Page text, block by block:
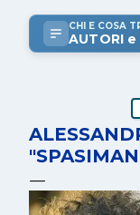
CHI E COSA
AUTORI e